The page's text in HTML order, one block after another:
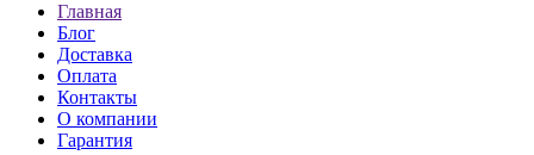
Главная
Блог
Доставка
Оплата
Контакты
О компании
Гарантия